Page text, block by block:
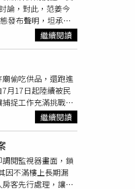
就只是一次性的花
風等極端天候下變
現經費沒著落的情
應該要求從售電收
用在其他修繕，確
費，才不會造成墜
空墜落物砸傷人，
府解決能源問題，
吳國寶向記者解
可能出現變化，不
廢棄物，萬一颱風
收益試算，若以最
益約30萬元。台灣
有經費可能遭擱
，建商在成本考量
每年增加30萬元售
組壞了，更換就是
分攤成本；大型透
難度，也增加未來
承擔相關費用。中
終成為屋頂廢棄
立產權，但屬於同
樓擁有同一個屋頂
公司識別證或工作
此不考慮其他職
自然有更多選擇。
而是透過聊天技巧
要求租客不要申請
象已讓租屋市場出
」，認為不應僅憑
說竹科也是靠你養
歧視，而是基於風
濟能力較佳的族
房東，遇過欠租或
支付一年租金也是
，較不必擔心欠
方式甚至是否申請
論，對此，范姜今
發布聲明，坦承自
售屋款、被積欠的
孩子就學環境等因
范姜彥豐獲得千
，民事賠償100萬
1頭款及四成房
到對簿公堂，依法
樂、自嘲，保持正
件……我想沒有人會
好言相勸，別再錯
藉機引導錯誤風
謝謝依舊鼓勵著我
zack_fanchiang）
繼續閱讀
偷吃供品，還跑進
月17日起陸續被民
捉工作充滿挑戰。
獼猴離開後，竟沿
時便停留在屋頂休
立即派遣獸醫師及
看到獸醫師舉起麻
持續追蹤，甚至追
陌生，甚至會在人
豆潮音寺設置裝有
繼續閱讀
閱監視器畫面，鎖
因不滿樓上長期漏
客先行處理，讓郭